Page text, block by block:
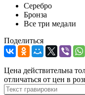
Серебро
Бронза
Все три медали
Поделиться
Цена действительна
отличаться от цен в